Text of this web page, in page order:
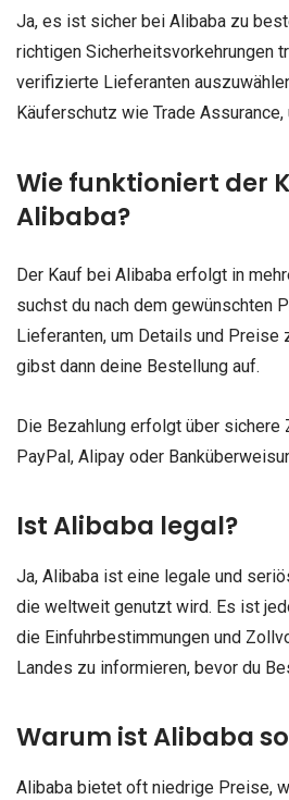
Ja, es ist sicher bei Alibaba zu
richtigen Sicherheitsvorkehrungen
verifizierte Lieferanten
Käuferschutz wie Trade
Wie funktioniert der
Alibaba?
Der Kauf bei Alibaba erfolgt in
suchst du nach dem gewünschten
Lieferanten, um Details und Preise
gibst dann deine Bestellung auf.
Die Bezahlung erfolgt über sichere
PayPal, Alipay oder
Ist Alibaba legal?
Ja, Alibaba ist eine legale und
die weltweit genutzt wird. Es ist
die Einfuhrbestimmungen und
Landes zu informieren, bevor du
Warum ist Alibaba
Alibaba bietet oft niedrige Preise,